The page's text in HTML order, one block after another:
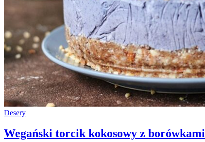
Desery
Wegański torcik kokosowy z borówkami